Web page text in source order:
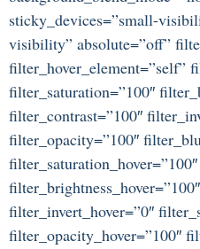
sticky_devices=”small-
visibility” absolute=”off”
filter_hover_element=”self”
filter_saturation=”100″
filter_contrast=”100″
filter_opacity=”100″
filter_saturation_hover=”100″
filter_invert_hover=”0″
filter_opacity_hover=”100″